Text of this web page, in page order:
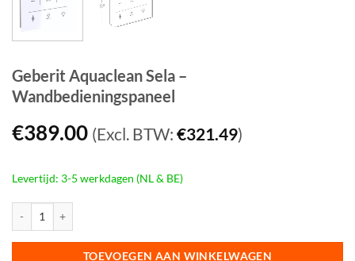
Geberit Aquaclean Sela –
Wandbedieningspaneel
€389.00 (Excl. BTW: €321.49)
Levertijd: 3-5 werkdagen (NL & BE)
TOEVOEGEN AAN WINKELWAGEN